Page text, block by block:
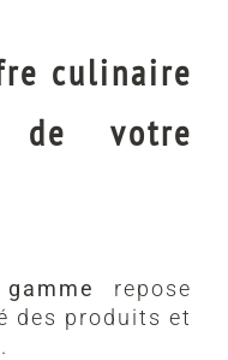
culinaire
votre
repose
des produits et